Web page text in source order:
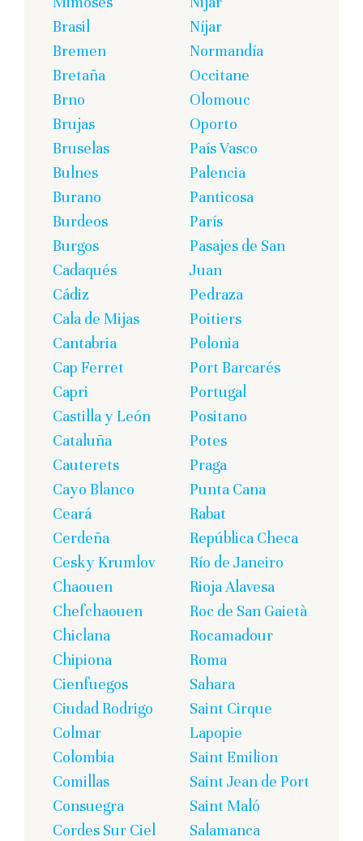
Brasil
Bremen
Bretaña
Brno
Brujas
Bruselas
Bulnes
Burano
Burdeos
Burgos
Cadaqués
Cádiz
Cala de Mijas
Cantabria
Cap Ferret
Capri
Castilla y León
Cataluña
Cauterets
Cayo Blanco
Ceará
Cerdeña
Cesky Krumlov
Chaouen
Chefchaouen
Chiclana
Chipiona
Cienfuegos
Ciudad Rodrigo
Colmar
Colombia
Comillas
Consuegra
Cordes Sur Ciel
Níjar
Normandía
Occitane
Olomouc
Oporto
País Vasco
Palencia
Panticosa
París
Pasajes de San
Juan
Pedraza
Poitiers
Polonia
Port Barcarés
Portugal
Positano
Potes
Praga
Punta Cana
Rabat
República Checa
Río de Janeiro
Rioja Alavesa
Roc de San Gaietà
Rocamadour
Roma
Sahara
Saint Cirque
Lapopie
Saint Emilion
Saint Jean de Port
Saint Maló
Salamanca